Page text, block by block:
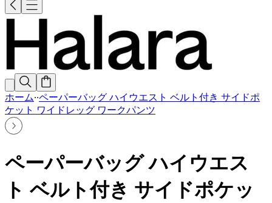
ホーム··ペーパーバッグ ハイウエスト ベルト付き サイドポ
ケット ワイドレッグ ワークパンツ
ペーパーバッグ ハイウエス
ト ベルト付き サイドポケッ